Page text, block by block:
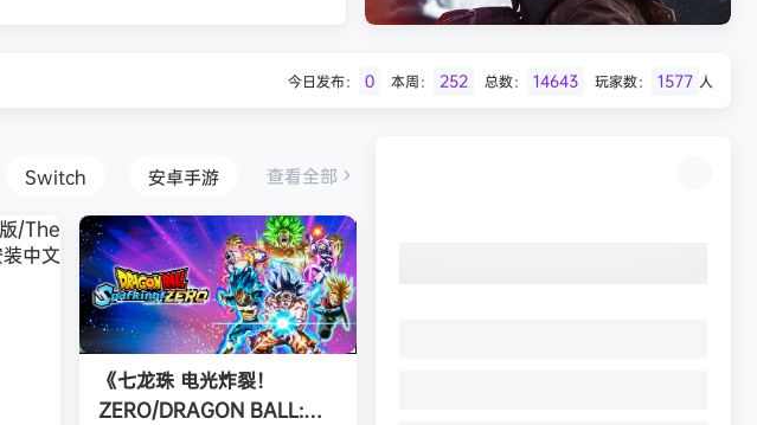
今日发布： 0 本周： 252 总数： 14643 玩家数： 1577 人
Switch 安卓手游 查看全部
《七龙珠 电光炸裂！
ZERO/DRAGON BALL: